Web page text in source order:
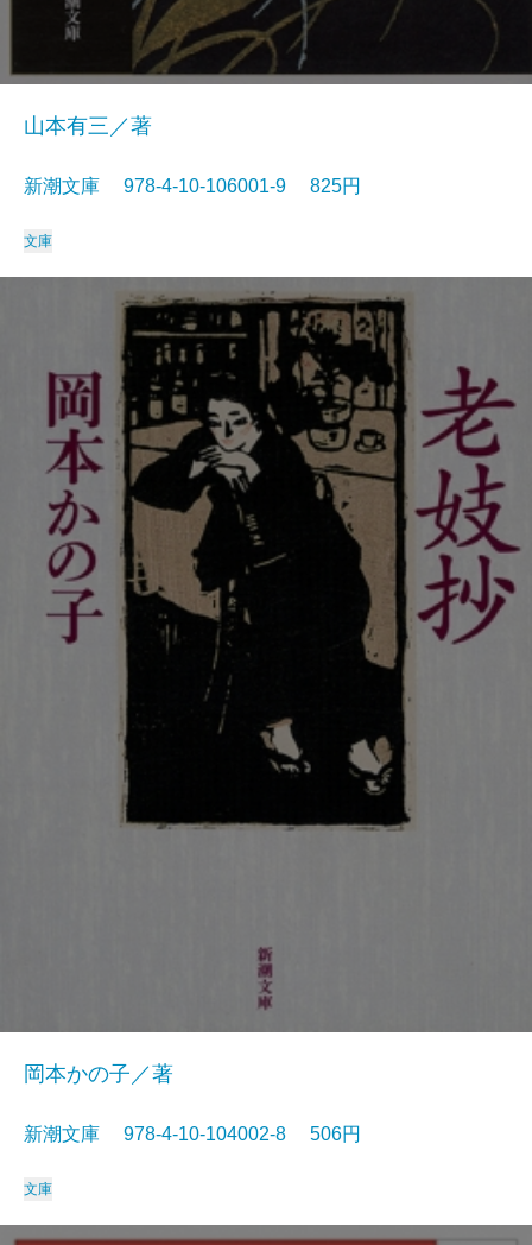
山本有三／著
新潮文庫 978-4-10-106001-9 825円
文庫
岡本かの子／著
新潮文庫 978-4-10-104002-8 506円
文庫